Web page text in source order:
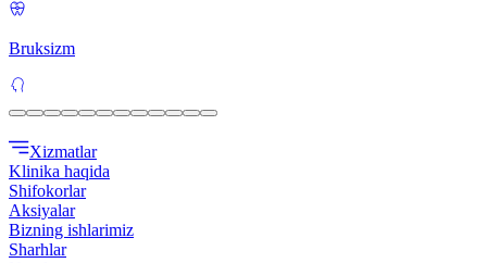
Bruksizm
Xizmatlar
Klinika haqida
Shifokorlar
Aksiyalar
Bizning ishlarimiz
Sharhlar